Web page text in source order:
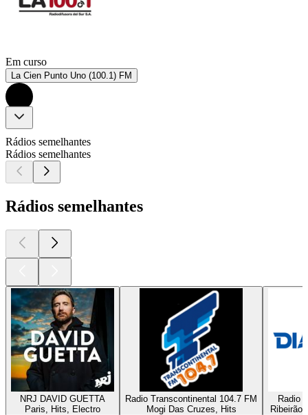
Em curso
La Cien Punto Uno (100.1) FM
Rádios semelhantes
Rádios semelhantes
Rádios semelhantes
NRJ DAVID GUETTA
Paris, Hits, Electro
Radio Transcontinental 104.7 FM
Mogi Das Cruzes, Hits
Radio
Ribeirão